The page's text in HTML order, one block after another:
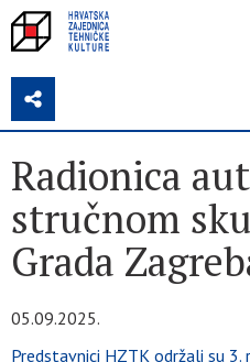
Z
Radionica
stručnom
Grada
05.09.2025.
Predstavnici HZTK održali su 3.